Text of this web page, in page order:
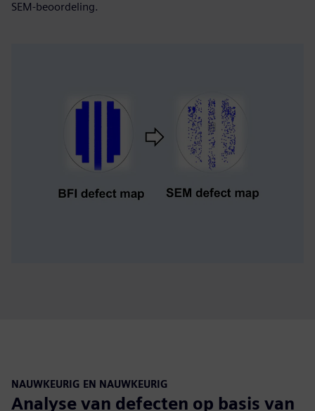
SEM-beoordeling.
NAUWKEURIG EN NAUWKEURIG
Analyse van defecten op basis van